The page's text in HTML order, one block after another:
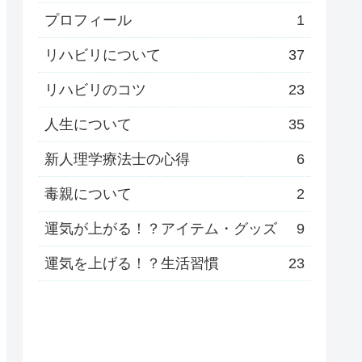
プロフィール 1
リハビリについて 37
リハビリのコツ 23
人生について 35
新人理学療法士の心得 6
毒親について 2
運気が上がる！？アイテム・グッズ 9
運気を上げる！？生活習慣 23